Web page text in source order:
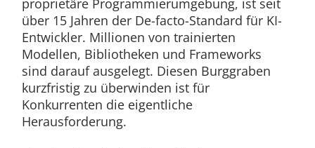
proprietäre Programmierumgebung, ist seit
über 15 Jahren der De-facto-Standard für KI-
Entwickler. Millionen von trainierten
Modellen, Bibliotheken und Frameworks
sind darauf ausgelegt. Diesen Burggraben
kurzfristig zu überwinden ist für
Konkurrenten die eigentliche
Herausforderung.